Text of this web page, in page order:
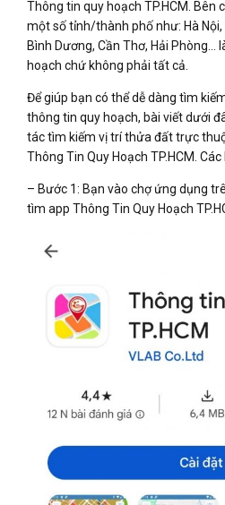
Thông tin quy hoạch TP.HCM. Bên
một số tỉnh/thành phố như: Hà Nội,
Bình Dương, Cần Thơ, Hải Phòng…
hoạch chứ không phải tất cả.
Để giúp bạn có thể dễ dàng tìm
thông tin quy hoạch, bài viết dưới
tác tìm kiếm vị trí thửa đất trực
Thông Tin Quy Hoạch TP.HCM.
– Bước 1: Bạn vào chợ ứng dụng
tìm app Thông Tin Quy Hoạch